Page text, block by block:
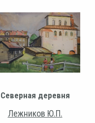
Северная деревня
Лежников Ю.П.